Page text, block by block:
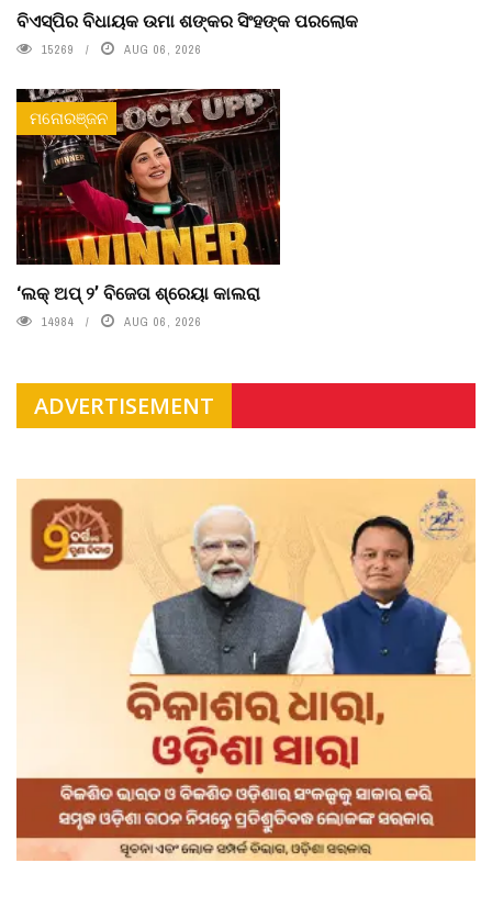
ବିଏସ୍‌ପିର ବିଧାୟକ ଉମା ଶଙ୍କର ସିଂହଙ୍କ ପରଲୋକ
15269 AUG 06, 2026
ମନୋରଞ୍ଜନ
‘ଲକ୍ ଅପ୍ ୨’ ବିଜେତା ଶ୍ରେୟା କାଲରା
14984 AUG 06, 2026
ADVERTISEMENT